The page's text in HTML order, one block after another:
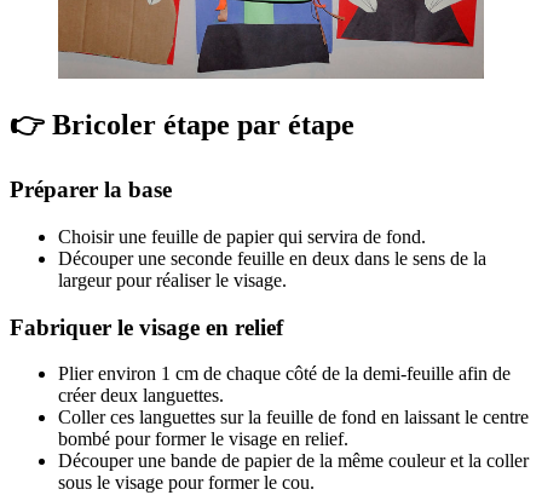
👉 Bricoler étape par étape
Préparer la base
Choisir une feuille de papier qui servira de fond.
Découper une seconde feuille en deux dans le sens de la
largeur pour réaliser le visage.
Fabriquer le visage en relief
Plier environ 1 cm de chaque côté de la demi-feuille afin de
créer deux languettes.
Coller ces languettes sur la feuille de fond en laissant le centre
bombé pour former le visage en relief.
Découper une bande de papier de la même couleur et la coller
sous le visage pour former le cou.